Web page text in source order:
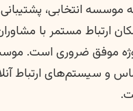
موسسه انتخابی،
ارتباط مستمر با
موفق ضروری است.
و سیستم‌های ارتباط